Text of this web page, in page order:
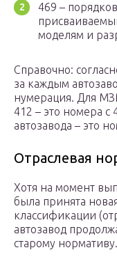
469 –
моделям и
Справочно:
за каждым
нумерация. Для
412 – это номера с
автозавода – это
Отраслевая
Хотя на момент
была принята
классификации
автозавод
старому нормативу.